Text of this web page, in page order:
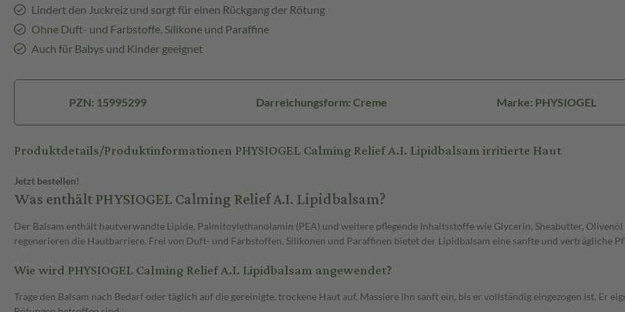
Lindert den Juckreiz und sorgt für einen Rückgang der Rötung
Ohne Duft- und Farbstoffe, Silikone und Paraffine
Auch für Babys und Kinder geeignet
PZN: 15995299 Darreichungsform: Creme Marke: PHYSIOGEL
Produktdetails/Produktinformationen PHYSIOGEL Calming Relief A.I. Lipidbalsam irritierte Haut
Jetzt bestellen!
Was enthält PHYSIOGEL Calming Relief A.I. Lipidbalsam?
Der Balsam enthält hautverwandte Lipide, Palmitoylethanolamin (PEA) und weitere pflegende Inhaltsstoffe wie Glycerin, Sheabutter,
regenerieren die Hautbarriere. Frei von Duft- und Farbstoffen, Silikonen und Paraffinen bietet der Lipidbalsam eine sanfte und verträgliche
Wie wird PHYSIOGEL Calming Relief A.I. Lipidbalsam angewendet?
Trage den Balsam nach Bedarf oder täglich auf die gereinigte, trockene Haut auf. Massiere ihn sanft ein, bis er vollständig eingezogen ist. Er